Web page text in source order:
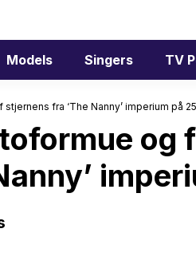
Models Singers TV
fra ‘The Nanny’ imperium på
og